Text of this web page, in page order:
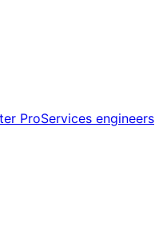
ProServices engineers